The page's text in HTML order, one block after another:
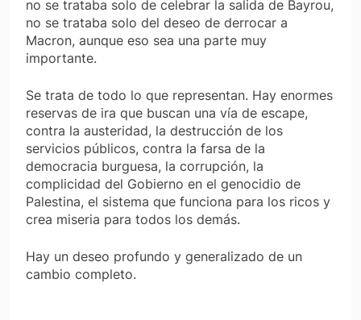
no se trataba solo de celebrar la salida de Bayrou,
no se trataba solo del deseo de derrocar a
Macron, aunque eso sea una parte muy
importante.
Se trata de todo lo que representan. Hay enormes
reservas de ira que buscan una vía de escape,
contra la austeridad, la destrucción de los
servicios públicos, contra la farsa de la
democracia burguesa, la corrupción, la
complicidad del Gobierno en el genocidio de
Palestina, el sistema que funciona para los ricos y
crea miseria para todos los demás.
Hay un deseo profundo y generalizado de un
cambio completo.